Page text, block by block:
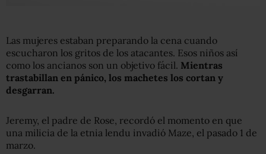
Las mujeres estaban preparando la cena cuando
escucharon los gritos de los atacantes. Esos niños así
como los ancianos son un objetivo fácil. Mientras
trastabillan en pánico, los machetes los cortan y
desgarran.
Jeremy, el padre de Rose, recordó el momento en que
una milicia de la etnia lendu invadió Maze, el pasado 1 de
marzo.